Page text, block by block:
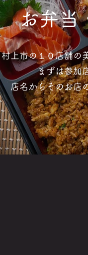
お弁当
村上市の１０店舗の
まずは参加
店名からそのお店